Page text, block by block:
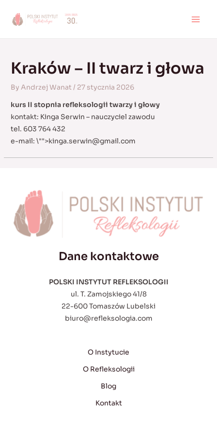
Kraków – II twarz i głowa
By Andrzej Wanat/ 27 stycznia 2026
kurs II stopnia refleksologii twarzy i głowy
kontakt: Kinga Serwin – nauczyciel zawodu
tel. 603 764 432
e-mail: \"">kinga.serwin@gmail.com
Dane kontaktowe
POLSKI INSTYTUT REFLEKSOLOGII
ul. T. Zamojskiego 41/8
22-600 Tomaszów Lubelski
biuro@refleksologia.com
O Instytucie
O Refleksologii
Blog
Kontakt